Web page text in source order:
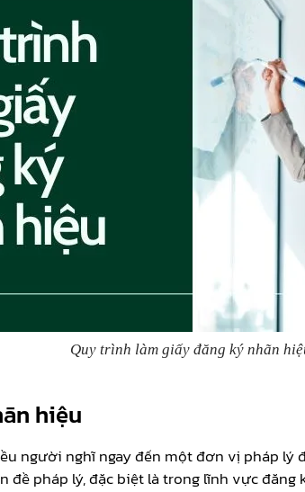
Quy trình làm giấy đăng ký nhãn
hiệu
người nghĩ ngay đến một đơn vị pháp
pháp lý, đặc biệt là trong lĩnh vực đăng